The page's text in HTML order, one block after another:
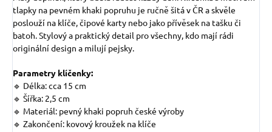
tlapky na pevném khaki popruhu je ručně šitá v ČR a skvěle
poslouží na klíče, čipové karty nebo jako přívěsek na tašku či
batoh. Stylový a praktický detail pro všechny, kdo mají rádi
originální design a milují pejsky.
Parametry klíčenky:
🔹 Délka: cca 15 cm
🔹 Šířka: 2,5 cm
🔹 Materiál: pevný khaki popruh české výroby
🔹 Zakončení: kovový kroužek na klíče